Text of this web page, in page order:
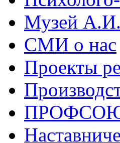
Музей
СМИ о нас
Проекты